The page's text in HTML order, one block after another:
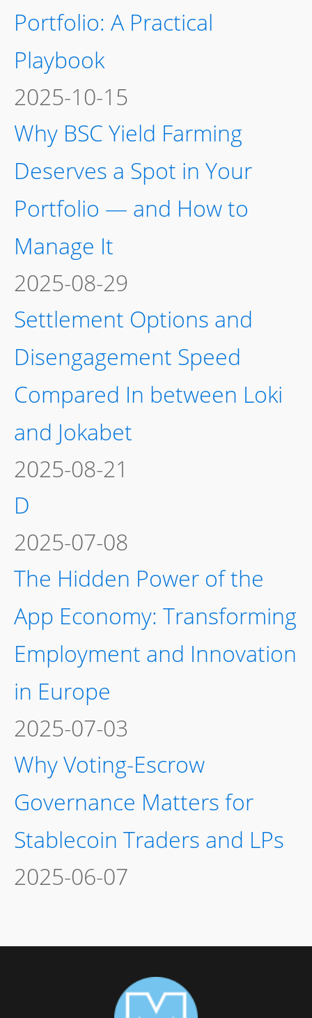
Portfolio: A Practical
Playbook
2025-10-15
Why BSC Yield Farming
Deserves a Spot in Your
Portfolio — and How to
Manage It
2025-08-29
Settlement Options and
Disengagement Speed
Compared In between Loki
and Jokabet
2025-08-21
D
2025-07-08
The Hidden Power of the
App Economy: Transforming
Employment and Innovation
in Europe
2025-07-03
Why Voting-Escrow
Governance Matters for
Stablecoin Traders and LPs
2025-06-07